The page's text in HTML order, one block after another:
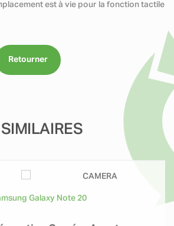
est à vie pour la fonction tactile
Retourner
SIMILAIRES
Note 20